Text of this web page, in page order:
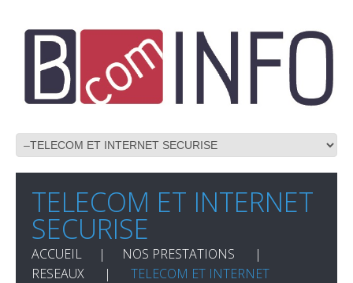
TELECOM ET INTERNET
SECURISE
ACCUEIL
NOS PRESTATIONS
RESEAUX
TELECOM ET INTERNET